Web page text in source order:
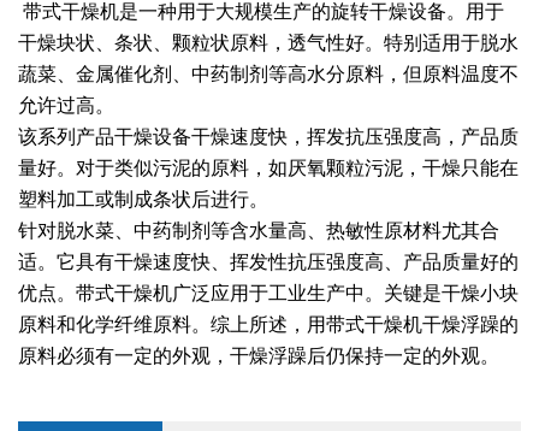
管束干燥系列
干燥配套装置
带式干燥机是一种用于大规模生产的旋转干燥设备。用于
干燥块状、条状、颗粒状原料，透气性好。特别适用于脱水
蔬菜、金属催化剂、中药制剂等高水分原料，但原料温度不
允许过高。
该系列产品干燥设备干燥速度快，挥发抗压强度高，产品质
量好。对于类似污泥的原料，如厌氧颗粒污泥，干燥只能在
塑料加工或制成条状后进行。
针对脱水菜、中药制剂等含水量高、热敏性原材料尤其合
适。它具有干燥速度快、挥发性抗压强度高、产品质量好的
优点。带式干燥机广泛应用于工业生产中。关键是干燥小块
原料和化学纤维原料。综上所述，用带式干燥机干燥浮躁的
原料必须有一定的外观，干燥浮躁后仍保持一定的外观。